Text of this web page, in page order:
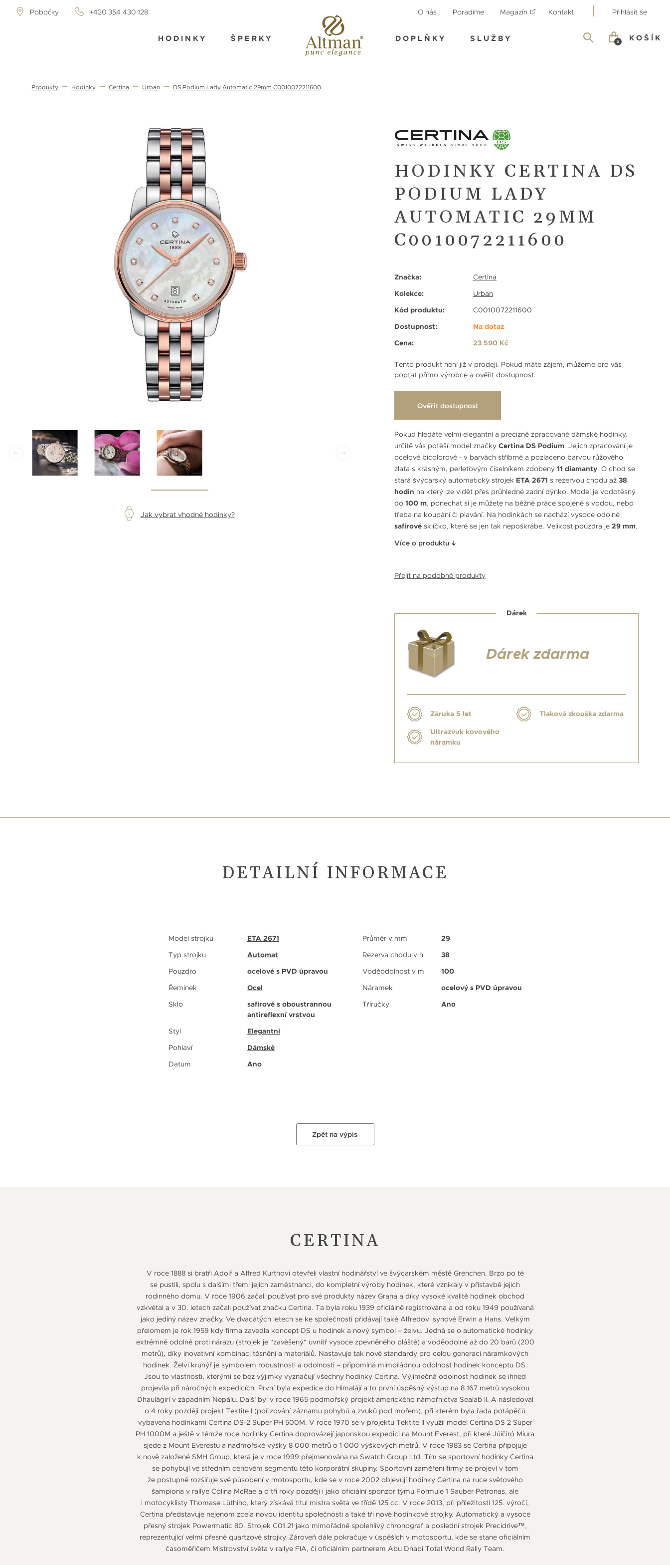
Pobočky +420 354 430 128 O nás Poradíme Magazín Kontakt Přihlásit se
HODINKY ŠPERKY DOPLŇKY SLUŽBY KOŠÍK
0
Produkty Hodinky Certina Urban DS Podium Lady Automatic 29mm C0010072211600
Jak vybrat vhodné hodinky?
HODINKY CERTINA DS
PODIUM LADY
AUTOMATIC 29MM
C0010072211600
Značka:
Certina
Kolekce:
Urban
Kód produktu:
C0010072211600
Dostupnost:
Na dotaz
Cena:
23 590 Kč
Tento produkt není již v prodeji. Pokud máte zájem, můžeme pro vás
poptat přímo výrobce a ověřit dostupnost.
Ověřit dostupnost
Pokud hledáte velmi elegantní a precizně zpracované dámské hodinky,
určitě vás potěší model značky Certina DS Podium. Jejich zpracování je
ocelové bicolorové - v barvách stříbrné a pozlaceno barvou růžového
zlata s krásným, perleťovým číselníkem zdobený 11 diamanty. O chod se
stará švýcarský automatický strojek ETA 2671 s rezervou chodu až 38
hodin na který lze vidět přes průhledné zadní dýnko. Model je vodotěsný
do 100 m, ponechat si je můžete na běžné práce spojené s vodou, nebo
třeba na koupání či plavání. Na hodinkách se nachází vysoce odolné
safírové sklíčko, které se jen tak nepoškrábe. Velikost pouzdra je 29 mm.
Více o produktu
Přejít na podobné produkty
Dárek
Dárek zdarma
Záruka 5 let
Tlaková zkouška zdarma
Ultrazvuk kovového
náramku
DETAILNÍ INFORMACE
Model strojku
ETA 2671
Typ strojku
Automat
Pouzdro
ocelové s PVD úpravou
Řemínek
Ocel
Sklo
safírové s oboustrannou
antireflexní vrstvou
Styl
Elegantní
Pohlaví
Dámské
Datum
Ano
Průměr v mm
29
Rezerva chodu v h
38
Voděodolnost v m
100
Náramek
ocelový s PVD úpravou
Tříručky
Ano
Zpět na výpis
CERTINA
V roce 1888 si bratři Adolf a Alfred Kurthovi otevřeli vlastní hodinářství ve švýcarském městě Grenchen. Brzo po té
se pustili, spolu s dalšími třemi jejich zaměstnanci, do kompletní výroby hodinek, které vznikaly v přístavbě jejich
rodinného domu. V roce 1906 začali používat pro své produkty název Grana a díky vysoké kvalitě hodinek obchod
vzkvétal a v 30. letech začali používat značku Certina. Ta byla roku 1939 oficiálně registrována a od roku 1949 používaná
jako jediný název značky. Ve dvacátých letech se ke společnosti přidávají také Alfredovi synové Erwin a Hans. Velkým
přelomem je rok 1959 kdy firma zavedla koncept DS u hodinek a nový symbol – želvu. Jedná se o automatické hodinky
extrémně odolné proti nárazu (strojek je "zavěšený" uvnitř vysoce zpevněného pláště) a voděodolné až do 20 barů (200
metrů), díky inovativní kombinaci těsnění a materiálů. Nastavuje tak nové standardy pro celou generaci náramkových
hodinek. Želví krunýř je symbolem robustnosti a odolnosti – připomíná mimořádnou odolnost hodinek konceptu DS.
Jsou to vlastnosti, kterými se bez výjimky vyznačují všechny hodinky Certina. Výjimečná odolnost hodinek se ihned
projevila při náročných expedicích. První byla expedice do Himalájí a to první úspěšný výstup na 8 167 metrů vysokou
Dhaulágirí v západním Nepálu. Další byl v roce 1965 podmořský projekt amerického námořnictva Sealab II. A následoval
o 4 roky později projekt Tektite I (pořizování záznamu pohybů a zvuků pod mořem), při kterém byla řada potápěčů
vybavena hodinkami Certina DS-2 Super PH 500M. V roce 1970 se v projektu Tektite II využil model Certina DS 2 Super
PH 1000M a ještě v témže roce hodinky Certina doprovázejí japonskou expedici na Mount Everest, při které Júičiró Miura
sjede z Mount Everestu a nadmořské výšky 8 000 metrů o 1 000 výškových metrů. V roce 1983 se Certina připojuje
k nově založené SMH Group, která je v roce 1999 přejmenována na Swatch Group Ltd. Tím se sportovní hodinky Certina
se pohybují ve středním cenovém segmentu této korporátní skupiny. Sportovní zaměření firmy se projeví v tom
že postupně rozšiřuje své působení v motosportu, kde se v roce 2002 objevují hodinky Certina na ruce světového
šampiona v rallye Colina McRae a o tři roky později i jako oficiální sponzor týmu Formule 1 Sauber Petronas, ale
i motocyklisty Thomase Lüthiho, který získává titul mistra světa ve třídě 125 cc. V roce 2013, při příležitosti 125. výročí,
Certina představuje nejenom zcela novou identitu společnosti a také tři nové hodinkové strojky. Automatický a vysoce
přesný strojek Powermatic 80. Strojek C01.21 jako mimořádně spolehlivý chronograf a poslední strojek Precidrive™,
reprezentující velmi přesné quartzové strojky. Zároveň dále pokračuje v úspěších v motosportu, kde se stane oficiálním
časoměřičem Mistrovství světa v rallye FIA, či oficiálním partnerem Abu Dhabi Total World Rally Team.